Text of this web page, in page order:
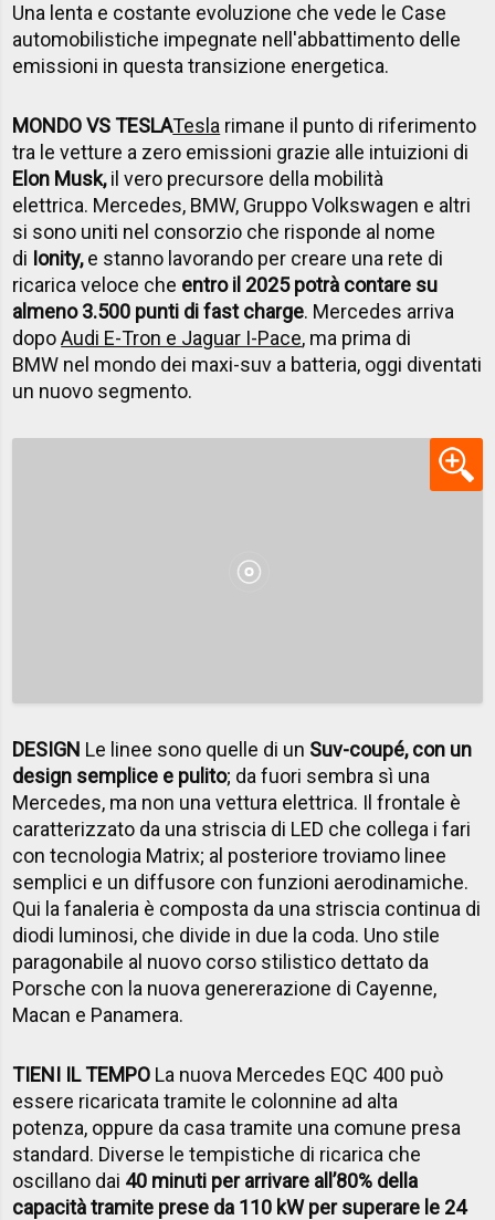
Una lenta e costante evoluzione che vede le Case
automobilistiche impegnate nell'abbattimento delle
emissioni in questa transizione energetica.
MONDO VS TESLATesla rimane il punto di riferimento
tra le vetture a zero emissioni grazie alle intuizioni di
Elon Musk,il vero precursore della mobilità
elettrica. Mercedes, BMW, Gruppo Volkswagen e altri
si sono uniti nel consorzio che risponde al nome
di Ionity,e stanno lavorando per creare una rete di
ricarica veloce che entro il 2025 potrà contare su
almeno 3.500 punti di fast charge. Mercedes arriva
dopoAudi E-Tron e Jaguar I-Pace, ma prima di
BMW nel mondo dei maxi-suv a batteria, oggi diventati
un nuovo segmento.
DESIGN Le linee sono quelle di un Suv-coupé, con un
design semplice e pulito; da fuori sembra sì una
Mercedes, ma non una vettura elettrica. Il frontale è
caratterizzato da una striscia di LED che collega i fari
con tecnologia Matrix; al posteriore troviamo linee
semplici e un diffusore con funzioni aerodinamiche.
Qui la fanaleria è composta da una striscia continua di
diodi luminosi, che divide in due la coda. Uno stile
paragonabile al nuovo corso stilistico dettato da
Porsche con la nuova genererazione di Cayenne,
Macan e Panamera.
TIENI IL TEMPO La nuova Mercedes EQC 400 può
essere ricaricata tramite le colonnine ad alta
potenza, oppure da casa tramite una comune presa
standard. Diverse le tempistiche di ricarica che
oscillano dai 40 minuti per arrivare all’80% della
capacità tramite prese da 110 kW per superare le 24